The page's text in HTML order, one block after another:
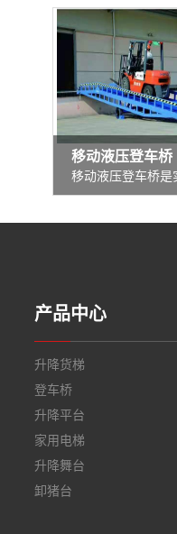
移动液压登车桥
产品中心
升降货梯
登车桥
升降平台
家用电梯
升降舞台
卸猪台